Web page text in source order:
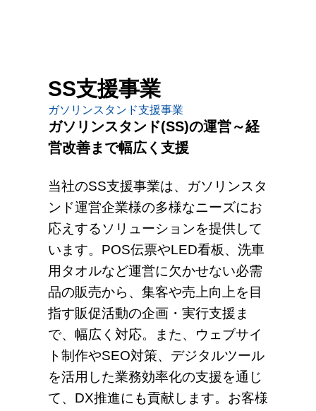
SS支援事業
ガソリンスタンド支援事業
ガソリンスタンド(SS)の運営～経
営改善まで幅広く支援
当社のSS支援事業は、ガソリンスタ
ンド運営企業様の多様なニーズにお
応えするソリューションを提供して
います。POS伝票やLED看板、洗車
用タオルなど運営に欠かせない必需
品の販売から、集客や売上向上を目
指す販促活動の企画・実行支援ま
で、幅広く対応。また、ウェブサイ
ト制作やSEO対策、デジタルツール
を活用した業務効率化の支援を通じ
て、DX推進にも貢献します。お客様